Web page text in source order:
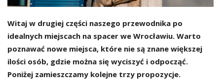
Witaj w drugiej części naszego przewodnika po
idealnych miejscach na spacer we Wrocławiu. Warto
poznawać nowe miejsca, które nie są znane większej
ilości osób, gdzie można się wyciszyć i odpocząć.
Poniżej zamieszczamy kolejne trzy propozycje.